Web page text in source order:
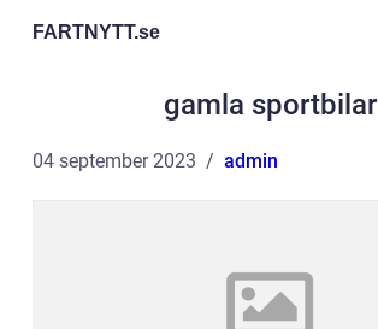
FARTNYTT.se
gamla sportbilar
04 september 2023 admin